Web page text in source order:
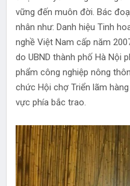
vững đến muôn đời. Bác
nhân như: Danh hiệu Tinh
nghề Việt Nam cấp năm
do UBND thành phố Hà Nội
phẩm công nghiệp nông
chức Hội chợ Triển lãm
vực phía bắc trao.